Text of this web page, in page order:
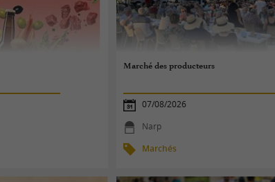
Marché des producteurs
07/08/2026
Narp
Marchés